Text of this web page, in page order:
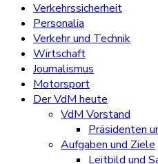
Verkehrssicherheit
Personalia
Verkehr und Technik
Wirtschaft
Journalismus
Motorsport
Der VdM heute
VdM Vorstand
Präsidenten
Aufgaben und Ziele
Leitbild und